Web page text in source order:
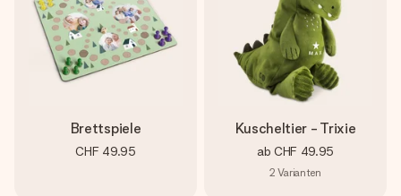
Brettspiele
CHF 49.95
Kuscheltier - Trixie
ab CHF 49.95
2 Varianten